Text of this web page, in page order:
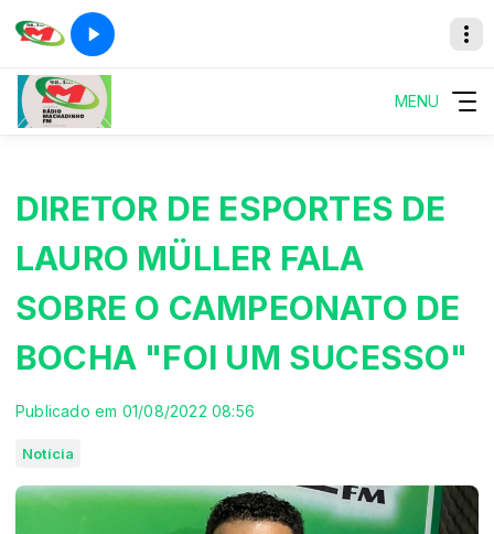
MENU
DIRETOR DE ESPORTES DE
LAURO MÜLLER FALA
SOBRE O CAMPEONATO DE
BOCHA "FOI UM SUCESSO"
Publicado em 01/08/2022 08:56
Notícia